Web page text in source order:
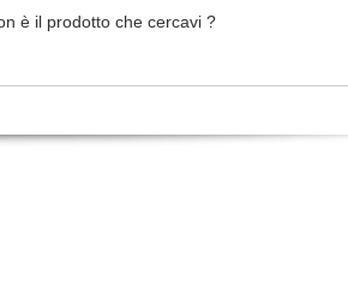
è il prodotto che cercavi ?